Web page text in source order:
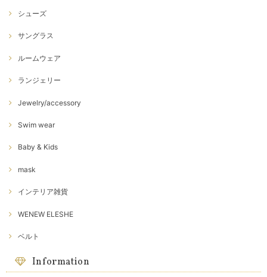
シューズ
サングラス
ルームウェア
ランジェリー
Jewelry/accessory
Swim wear
Baby & Kids
mask
インテリア雑貨
WENEW ELESHE
ベルト
Information